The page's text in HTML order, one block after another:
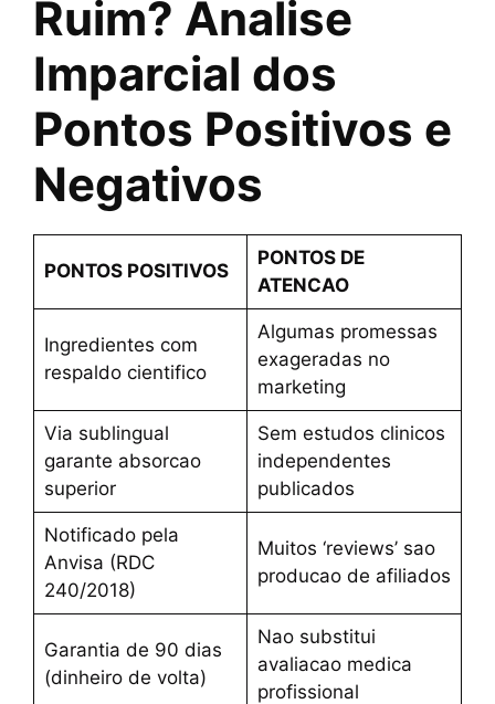
Ruim? Analise
Imparcial dos
Pontos Positivos e
Negativos
PONTOS POSITIVOS
PONTOS DE
ATENCAO
Ingredientes com
respaldo cientifico
Algumas promessas
exageradas no
marketing
Via sublingual
garante absorcao
superior
Sem estudos clinicos
independentes
publicados
Notificado pela
Anvisa (RDC
240/2018)
Muitos ‘reviews’ sao
producao de afiliados
Garantia de 90 dias
(dinheiro de volta)
Nao substitui
avaliacao medica
profissional